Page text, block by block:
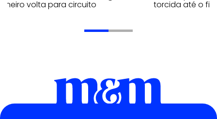
volta para circuito torcida até o